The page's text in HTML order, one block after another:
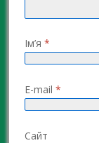
Ім’я *
E-mail *
Сайт